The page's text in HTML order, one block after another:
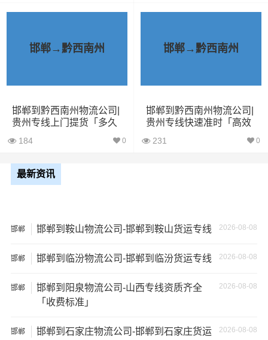
1、包裹丢失或损坏：不靠谱的物流公司可能会在运输过程
2、运输时间延迟：不靠谱的物流公司可能会在运输过程中
出现延误，导致你的物品无法按时送达；
务，例如不及时回复客户咨询、不提供准确的物流信息
等；
如不遵守运输规定、不保障货物安全等；
5、经济损失：如果你的包裹在运输过程中丢失或损坏，你
失。
邯郸→黔西南州
邯郸到黔西南州物流公司|
贵州专线上门提货「多久
184 0
邯郸→黔西南州
邯郸到黔西南州物流公司|
贵州专线快速准时「高效
231 0
最新资讯
邯郸 2026-08-08
邯郸到鞍山物流公司-邯郸到鞍山货运专线
邯郸 2026-08-08
邯郸到临汾物流公司-邯郸到临汾货运专线
邯郸 2026-08-08
邯郸到阳泉物流公司-山西专线资质齐全
「收费标准」
邯郸 2026-08-08
邯郸到石家庄物流公司-邯郸到石家庄货运